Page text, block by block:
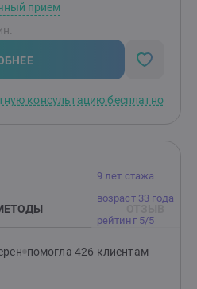
или его отсутствие• сложно
охлаждение в
измена (своя или
развод и его
как жить дальше•
разбирать, со временем
как способ успокоиться,
новость: это
чем кажется. Методы: КПТ,
мою работу:•
прием
консультацию бесплатно
9 лет стажа
возраст 33 года
рейтинг 5/5
помогла 426 клиентам